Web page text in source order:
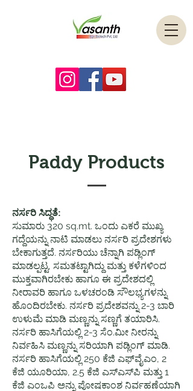
Paddy Products
ನರ್ಸರಿ ಸಿದ್ಧತೆ:
ಸುಮಾರು 320 sq.mt. ಒಂದು ಎಕರೆ ಮುಖ್ಯ
ಗದ್ದೆಯನ್ನು ನಾಟಿ ಮಾಡಲು ನರ್ಸರಿ ಪ್ರದೇಶಗಳು
ಬೇಕಾಗುತ್ತದೆ. ನರ್ಸರಿಯು ಚೆನ್ನಾಗಿ ಪಡ್ಲಿಂಗ್
ಮಾಡಲ್ಪಟ್ಟ, ಸಮತಟ್ಟಾಗಿದ್ದು ಮತ್ತು ಕಳೆಗಳಿಂದ
ಮುಕ್ತವಾಗಿರಬೇಕು ಹಾಗೂ ಈ ಪ್ರದೇಶದಲ್ಲಿ
ನೀರಾವರಿ ಹಾಗೂ ಒಳಚರಂಡಿ ಸೌಲಭ್ಯಗಳನ್ನು
ಹೊಂದಿರಬೇಕು. ನರ್ಸರಿ ಪ್ರದೇಶವನ್ನು 2-3 ಬಾರಿ
ಉಳುಮೆ ಮಾಡಿ ಮಣ್ಣನ್ನು ಸಣ್ಣಗೆ ತಯಾರಿಸಿ.
ನರ್ಸರಿ ಹಾಸಿಗೆಯಲ್ಲಿ 2-3 ಸೆಂ.ಮೀ ನೀರನ್ನು
ನಿರ್ವಹಿಸಿ ಮಣ್ಣನ್ನು ಸರಿಯಾಗಿ ಪಡ್ಲಿಂಗ್ ಮಾಡಿ.
ನರ್ಸರಿ ಹಾಸಿಗೆಯಲ್ಲಿ 250 ಕೆಜಿ ಎಫ್‌ವೈಎಂ, 2
ಕೆಜಿ ಯೂರಿಯಾ, 2.5 ಕೆಜಿ ಎಸ್‌ಎಸ್‌ಪಿ ಮತ್ತು 1
ಕೆಜಿ ಎಂಒಪಿ ಅನ್ನು ಪೋಷಕಾಂಶ ನಿರ್ವಹಣೆಯಾಗಿ